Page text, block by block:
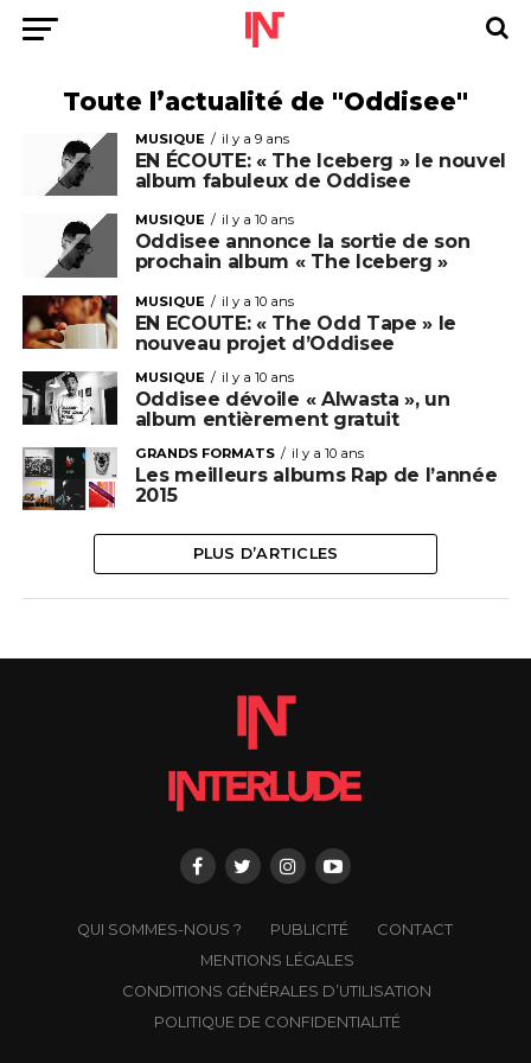
Toute l’actualité de "Oddisee"
MUSIQUE il y a 9 ans
EN ÉCOUTE: « The Iceberg » le nouvel
album fabuleux de Oddisee
MUSIQUE il y a 10 ans
Oddisee annonce la sortie de son
prochain album « The Iceberg »
MUSIQUE il y a 10 ans
EN ECOUTE: « The Odd Tape » le
nouveau projet d’Oddisee
MUSIQUE il y a 10 ans
Oddisee dévoile « Alwasta », un
album entièrement gratuit
GRANDS FORMATS il y a 10 ans
Les meilleurs albums Rap de l’année
2015
PLUS D’ARTICLES
QUI SOMMES-NOUS ? PUBLICITÉ
CONTACT
MENTIONS LÉGALES
CONDITIONS GÉNÉRALES D’UTILISATION
POLITIQUE DE CONFIDENTIALITÉ